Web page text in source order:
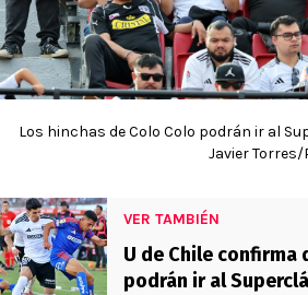
Los hinchas de Colo Colo podrán ir al
Javier
VER TAMBIÉN
U de Chile confirma
podrán ir al